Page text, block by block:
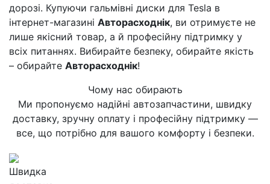
дорозі. Купуючи гальмівні диски для Tesla в
інтернет-магазині Авторасходнік, ви отримуєте не
лише якісний товар, а й професійну підтримку у
всіх питаннях. Вибирайте безпеку, обирайте якість
– обирайте Авторасходнік!
Чому нас обирають
Ми пропонуємо надійні автозапчастини, швидку
доставку, зручну оплату і професійну підтримку —
все, що потрібно для вашого комфорту і безпеки.
Швидка